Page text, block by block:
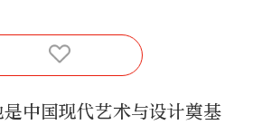
是中国现代艺术与设计奠基